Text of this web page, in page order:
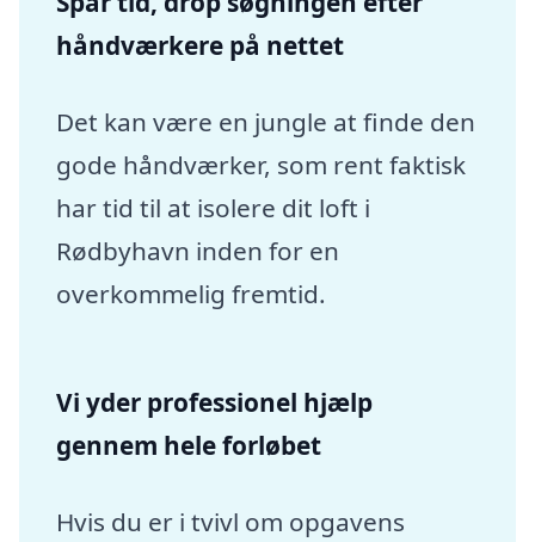
håndværkere på nettet
Det kan være en jungle at finde den
gode håndværker, som rent faktisk
har tid til at isolere dit loft i
Rødbyhavn inden for en
overkommelig fremtid.
Vi yder professionel hjælp
gennem hele forløbet
Hvis du er i tvivl om opgavens